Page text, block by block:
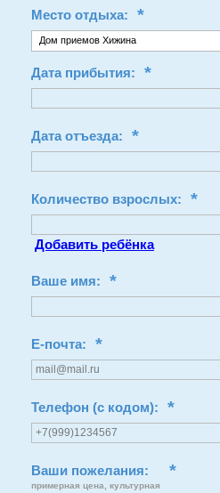
Место отдыха: *
Дом приемов Хижина
Дата прибытия: *
Дата отъезда: *
Количество взрослых: *
Добавить ребёнка
Ваше имя: *
E-почта: *
Телефон (с кодом): *
Ваши пожелания:
примерная цена, культурная
*